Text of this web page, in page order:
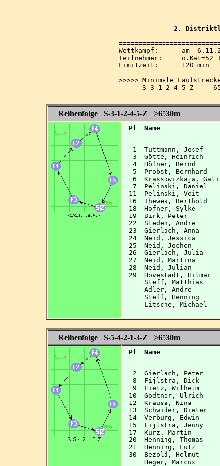
2.
Wettkampf:  	am  6.11.2005   ab 10.00 Uhr   im 80-m-Band
Teilnehmer: 	o.Kat=52 Tln=52 +Hel=55
Limitzeit:  	120 min
>>>>> Minimale
S-3-1-2-4-5-Z
Reihenfolge S-3-1-2-4-5-Z >6530m
Pl  Name
1  Tuttmann, Josef
3  Götte, Heinrich
4  Höfner, Bernd
5  Probst, Bernhard
6  Krassowizkaja,
7  Pelinski, Daniel
11  Pelinski, Veit
16  Thewes, Berthold
18  Höfner, Sylke
19  Birk, Peter
22  Steden, Andre
23  Gierlach, Anna
24  Neid, Jessica
25  Neid, Jochen
26  Gierlach, Julia
27  Neid, Martina
28  Neid, Julian
29  Hovestadt, Hilmar
Steff, Matthias
Adler, Andre
Steff, Henning
Litsche, Michael
Reihenfolge S-5-4-2-1-3-Z >6530m
Pl  Name
2  Gierlach, Peter
8  Fijlstra, Dick
9  Lietz, Wilhelm
10  Gödtner, Ulrich
12  Krause, Nina
13  Schwider, Dieter
14  Verburg, Edwin
15  Fijlstra, Jenny
17  Kurz, Martin
20  Henning, Thomas
21  Henning, Lutz
30  Bezold, Helmut
Heger, Marcus